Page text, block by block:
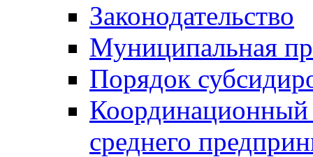
Законодательство
Муниципальная
Порядок
Координационный
среднего